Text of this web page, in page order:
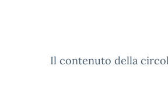
Il contenuto della